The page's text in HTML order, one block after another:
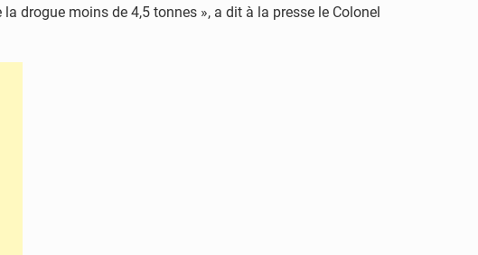
drogue moins de 4,5 tonnes », a dit à la presse le Colonel